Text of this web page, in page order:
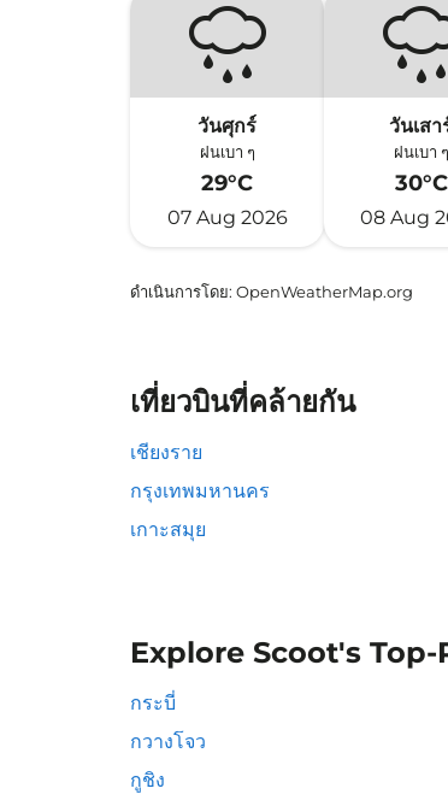
วันศุกร์
ฝนเบา ๆ
29°C
07 Aug 2026
วันเสา
ฝนเบา ๆ
30°C
08 Aug
ดำเนินการโดย: OpenWeatherMap.org
เที่ยวบินที่คล้ายกัน
เชียงราย
กรุงเทพมหานคร
เกาะสมุย
Explore Scoot's
กระบี่
กวางโจว
กูชิง